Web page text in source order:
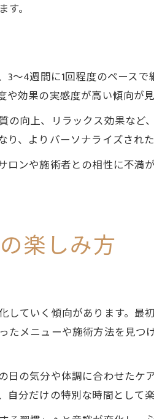
。
〜4週間に1回程度のペース
効果の実感度が高い傾向が見
向上、リラックス効果など
、よりパーソナライズされ
ンや施術者との相性に不満
楽しみ方
ていく傾向があります。最
メニューや施術方法を見つ
の気分や体調に合わせたケ
分だけの特別な時間として